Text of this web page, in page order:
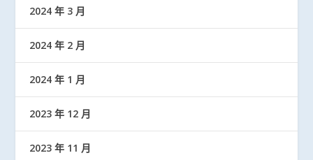
2024 年 3 月
2024 年 2 月
2024 年 1 月
2023 年 12 月
2023 年 11 月